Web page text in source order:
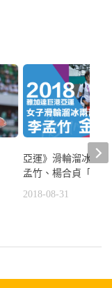
亞運》滑輪溜冰再
孟竹、楊合貞「金
2018-08-31